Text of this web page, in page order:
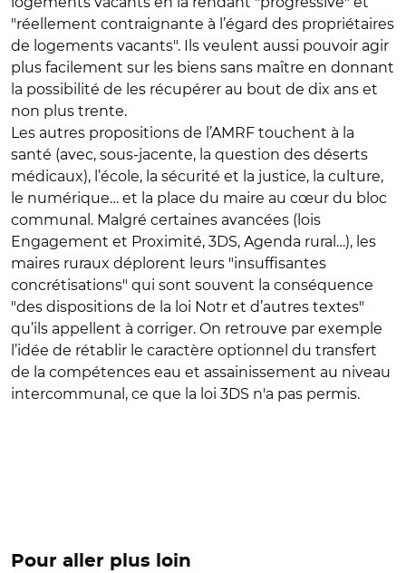
"réellement contraignante à l’égard des propriétaires
de logements vacants". Ils veulent aussi pouvoir agir
plus facilement sur les biens sans maître en donnant
la possibilité de les récupérer au bout de dix ans et
non plus trente.
Les autres propositions de l’AMRF touchent à la
santé (avec, sous-jacente, la question des déserts
médicaux), l’école, la sécurité et la justice, la culture,
le numérique… et la place du maire au cœur du bloc
communal. Malgré certaines avancées (lois
Engagement et Proximité, 3DS, Agenda rural…), les
maires ruraux déplorent leurs "insuffisantes
concrétisations" qui sont souvent la conséquence
"des dispositions de la loi Notr et d’autres textes"
qu’ils appellent à corriger. On retrouve par exemple
l’idée de rétablir le caractère optionnel du transfert
de la compétences eau et assainissement au niveau
intercommunal, ce que la loi 3DS n'a pas permis.
Pour aller plus loin